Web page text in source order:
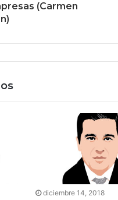
(Carmen
diciembre 14, 2018